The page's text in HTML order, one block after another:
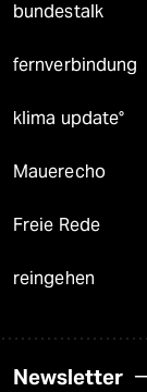
bundestalk
fernverbindung
klima update°
Mauerecho
Freie Rede
reingehen
Newsletter